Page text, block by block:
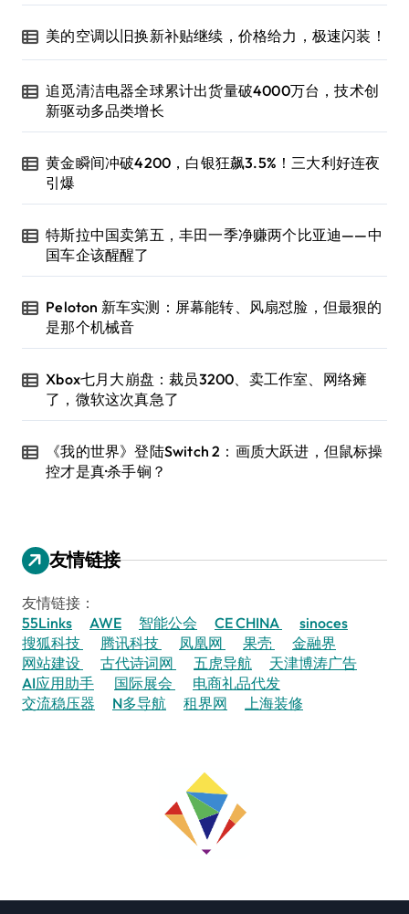
美的空调以旧换新补贴继续，价格给力，极速闪装！
追觅清洁电器全球累计出货量破4000万台，技术创
新驱动多品类增长
黄金瞬间冲破4200，白银狂飙3.5%！三大利好连夜
引爆
特斯拉中国卖第五，丰田一季净赚两个比亚迪——中
国车企该醒醒了
Peloton 新车实测：屏幕能转、风扇怼脸，但最狠的
是那个机械音
Xbox七月大崩盘：裁员3200、卖工作室、网络瘫
了，微软这次真急了
《我的世界》登陆Switch 2：画质大跃进，但鼠标操
控才是真·杀手锏？
友情链接
友情链接：
55Links
AWE 智能公会 CE CHINA
sinoces
搜狐科技
腾讯科技 凤凰网 果壳
金融界
网站建设
古代诗词网 五虎导航
天津博涛广告
AI应用助手
国际展会
电商礼品代发
交流稳压器
N多导航 租界网 上海装修